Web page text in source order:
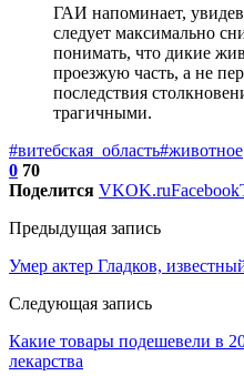
ГАИ напоминает,
следует максимально
понимать, что дикие
проезжую часть, а не
последствия
трагичными.
#витебская_область#животное
0 70
Поделится VKOK.ruFacebook
Предыдущая запись
Умер актер Гладков,
Следующая запись
Какие товары подешевели в
лекарства